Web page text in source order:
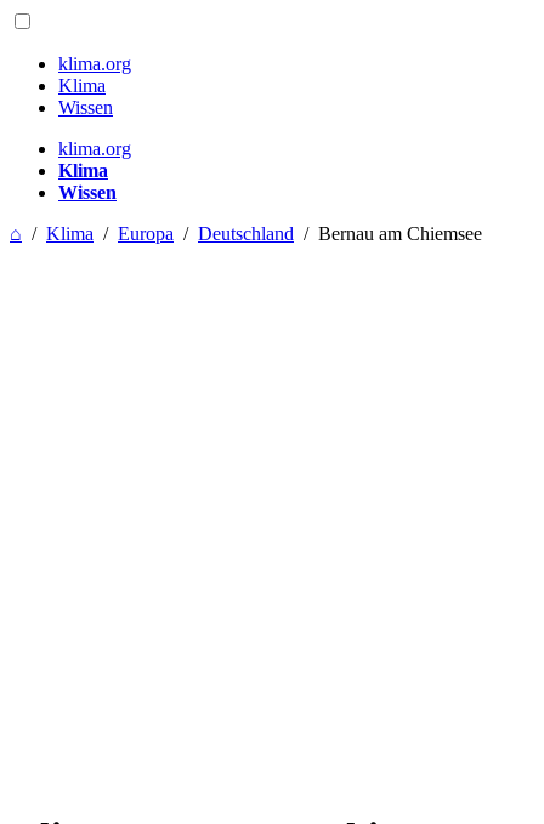
klima.org
Klima
Wissen
klima.org
Klima
Wissen
⌂ / Klima / Europa / Deutschland / Bernau am Chiemsee